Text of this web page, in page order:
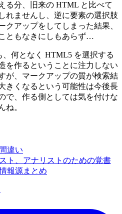
る分、旧来の HTML と比べて
れませんし、逆に要素の選択肢
クアップをしてしまった結果、
ともなきにしもあらず…
何となく HTML5 を選択する
を作るということに注力しない
が、マークアップの質が検索結
きくなるという可能性は今後長
で、作る側としては気を付けな
ね。
違い
ト、アナリストのための覚書
報源まとめ